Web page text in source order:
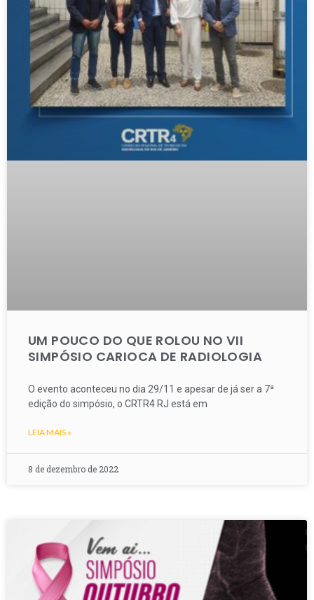
UM POUCO DO QUE ROLOU NO VII
SIMPÓSIO CARIOCA DE RADIOLOGIA
O evento aconteceu no dia 29/11 e apesar de já ser a 7ª
edição do simpósio, o CRTR4 RJ está em
LEIA MAIS »
8 de dezembro de 2022